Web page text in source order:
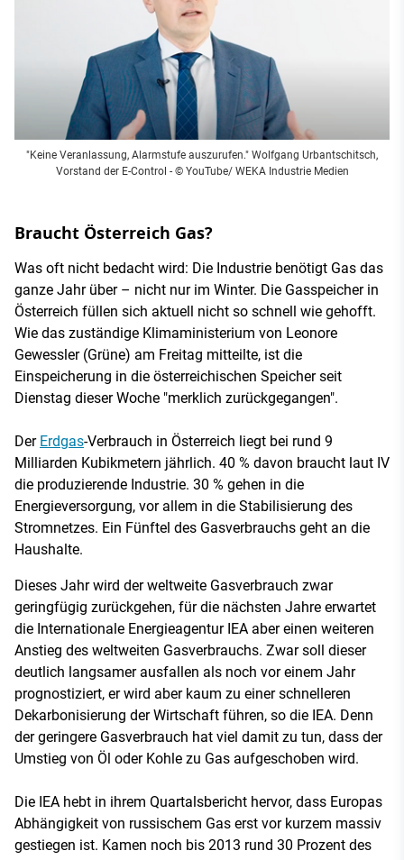
"Keine Veranlassung, Alarmstufe auszurufen." Wolfgang Urbantschitsch,
Vorstand der E-Control - © YouTube/ WEKA Industrie Medien
Braucht Österreich Gas?
Was oft nicht bedacht wird: Die Industrie benötigt Gas das
ganze Jahr über – nicht nur im Winter. Die Gasspeicher in
Österreich füllen sich aktuell nicht so schnell wie gehofft.
Wie das zuständige Klimaministerium von Leonore
Gewessler (Grüne) am Freitag mitteilte, ist die
Einspeicherung in die österreichischen Speicher seit
Dienstag dieser Woche "merklich zurückgegangen".
Der Erdgas-Verbrauch in Österreich liegt bei rund 9
Milliarden Kubikmetern jährlich. 40 % davon braucht laut IV
die produzierende Industrie. 30 % gehen in die
Energieversorgung, vor allem in die Stabilisierung des
Stromnetzes. Ein Fünftel des Gasverbrauchs geht an die
Haushalte.
Dieses Jahr wird der weltweite Gasverbrauch zwar
geringfügig zurückgehen, für die nächsten Jahre erwartet
die Internationale Energieagentur IEA aber einen weiteren
Anstieg des weltweiten Gasverbrauchs. Zwar soll dieser
deutlich langsamer ausfallen als noch vor einem Jahr
prognostiziert, er wird aber kaum zu einer schnelleren
Dekarbonisierung der Wirtschaft führen, so die IEA. Denn
der geringere Gasverbrauch hat viel damit zu tun, dass der
Umstieg von Öl oder Kohle zu Gas aufgeschoben wird.
Die IEA hebt in ihrem Quartalsbericht hervor, dass Europas
Abhängigkeit von russischem Gas erst vor kurzem massiv
gestiegen ist. Kamen noch bis 2013 rund 30 Prozent des